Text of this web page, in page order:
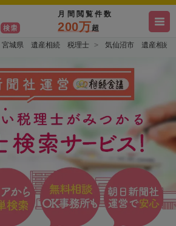
月間閲覧件数
200万超
宮城県 遺産相続 税理士 気仙沼市 遺産相続